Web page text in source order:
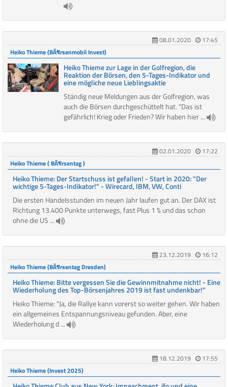
08.01.2020
17:45
Heiko Thieme (BÃ¶rsenmobil Invest)
Heiko Thieme zur Lage in der Golfregion, die
Reaktion der Börsen, den 5-Tages-Indikator und
eine mögliche neue Lieblingsaktie
Ständig neue Meldungen aus der Golfregion, was
auch die Börsen durchgeschüttelt hat. "Das ist
gefährlich! Krieg oder Frieden? Wir haben hier ...
02.01.2020
17:22
Heiko Thieme ( BÃ¶rsentag )
Heiko Thieme: Der Startschuss ist gefallen! - Start in 2020: "Der
wichtige 5-Tages-Indikator!" - Wirecard, IBM, VW, Conti
Die ersten Handelsstunden im neuen Jahr laufen gut an. Der DAX ist
Richtung 13.400 Punkte unterwegs, fast Plus 1 % und das schon
ohne die US ...
23.12.2019
16:12
Heiko Thieme (BÃ¶rsentag Dresden)
Heiko Thieme: Bitte vergessen Sie die Gewinnmitnahme nicht! - Eine
Wiederholung des Top-Börsenjahres 2019 ist fast undenkbar!"
Heiko Thieme: "Ja, die Rallye kann vorerst so weiter gehen. Wir haben
ein allgemeines Entspannungsniveau gefunden. Aber, eine
Wiederholung d ...
18.12.2019
17:55
Heiko Thieme (Invest 2025)